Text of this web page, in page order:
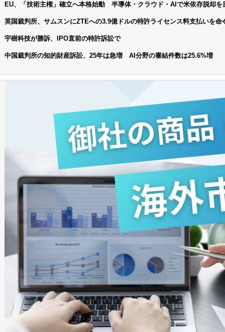
EU、「技術主権」確立へ本格始動 半導体・クラウド・AIで米依存脱却を
英国裁判所、サムスンにZTEへの3.9億ドルの特許ライセンス料支払いを命
宇樹科技が勝訴、IPO直前の特許訴訟で
中国裁判所の知的財産訴訟、25年は急増 AI分野の審結件数は25.6%増